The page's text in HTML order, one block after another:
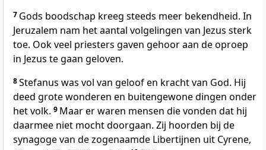
7 Gods boodschap kreeg steeds meer bekendheid. In
Jeruzalem nam het aantal volgelingen van Jezus sterk
toe. Ook veel priesters gaven gehoor aan de oproep
in Jezus te gaan geloven.
8Stefanus was vol van geloof en kracht van God. Hij
deed grote wonderen en buitengewone dingen onder
het volk. 9 Maar er waren mensen die vonden dat hij
daarmee niet mocht doorgaan. Zij hoorden bij de
synagoge van de zogenaamde Libertijnen uit Cyrene,